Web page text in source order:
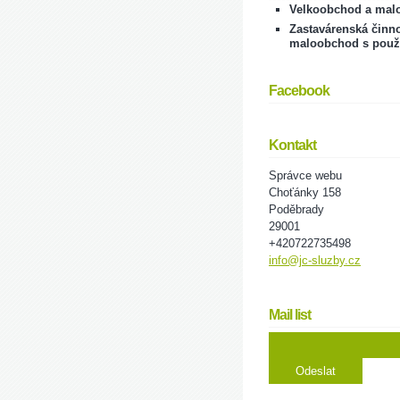
Velkoobchod a
Zastavárenská
maloobchod s
Facebook
Kontakt
Správce webu
Choťánky 158
Poděbrady
29001
+420722735498
info@jc-sluzby.cz
Mail list